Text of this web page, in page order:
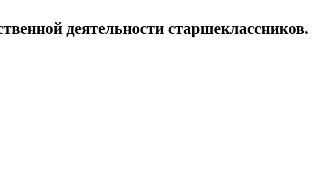
деятельности старшеклассников.